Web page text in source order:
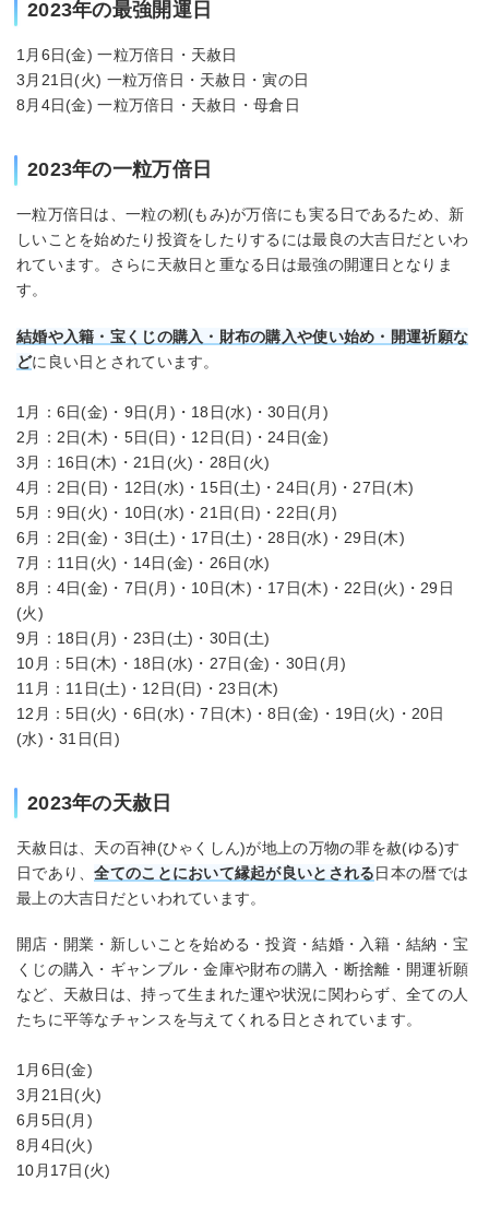
2023年の最強開運日
1月6日(金) 一粒万倍日・天赦日
3月21日(火) 一粒万倍日・天赦日・寅の日
8月4日(金) 一粒万倍日・天赦日・母倉日
2023年の一粒万倍日
一粒万倍日は、一粒の籾(もみ)が万倍にも実る日であるため、新
しいことを始めたり投資をしたりするには最良の大吉日だといわ
れています。さらに天赦日と重なる日は最強の開運日となりま
す。
結婚や入籍・宝くじの購入・財布の購入や使い始め・開運祈願な
どに良い日とされています。
1月：6日(金)・9日(月)・18日(水)・30日(月)
2月：2日(木)・5日(日)・12日(日)・24日(金)
3月：16日(木)・21日(火)・28日(火)
4月：2日(日)・12日(水)・15日(土)・24日(月)・27日(木)
5月：9日(火)・10日(水)・21日(日)・22日(月)
6月：2日(金)・3日(土)・17日(土)・28日(水)・29日(木)
7月：11日(火)・14日(金)・26日(水)
8月：4日(金)・7日(月)・10日(木)・17日(木)・22日(火)・29日
(火)
9月：18日(月)・23日(土)・30日(土)
10月：5日(木)・18日(水)・27日(金)・30日(月)
11月：11日(土)・12日(日)・23日(木)
12月：5日(火)・6日(水)・7日(木)・8日(金)・19日(火)・20日
(水)・31日(日)
2023年の天赦日
天赦日は、天の百神(ひゃくしん)が地上の万物の罪を赦(ゆる)す
日であり、全てのことにおいて縁起が良いとされる日本の暦では
最上の大吉日だといわれています。
開店・開業・新しいことを始める・投資・結婚・入籍・結納・宝
くじの購入・ギャンブル・金庫や財布の購入・断捨離・開運祈願
など、天赦日は、持って生まれた運や状況に関わらず、全ての人
たちに平等なチャンスを与えてくれる日とされています。
1月6日(金)
3月21日(火)
6月5日(月)
8月4日(火)
10月17日(火)